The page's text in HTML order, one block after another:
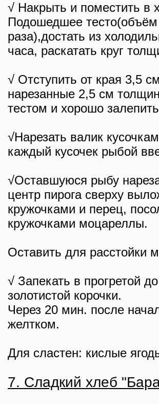
√ Накрыть и поместить в
Подошедшее тесто(объём
раза),достать из
часа, раскатать круг
√ Отступить от края 3,5
нарезанные 2,5 см
тестом и хорошо
√Нарезать валик
каждый кусочек рыбой
√Оставшуюся рыбу
центр пирога сверху
кружочками и перец,
кружочками моцареллы.
Оставить для расстойки
√ Запекать в прогретой
золотистой корочки.
Через 20 мин. после
желтком.
Для сластен: кислые
7. Сладкий хлеб